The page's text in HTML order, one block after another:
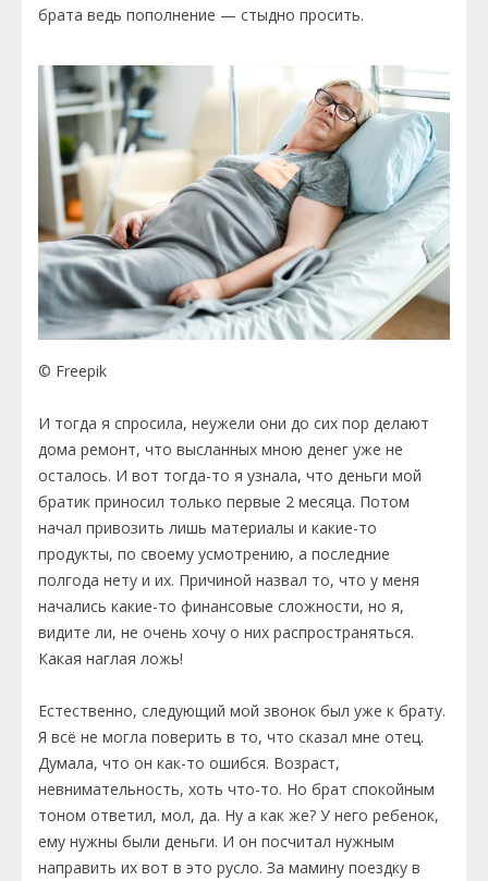
брата ведь пополнение — стыдно просить.
© Freepik
И тогда я спросила, неужели они до сих пор делают
дома ремонт, что высланных мною денег уже не
осталось. И вот тогда-то я узнала, что деньги мой
братик приносил только первые 2 месяца. Потом
начал привозить лишь материалы и какие-то
продукты, по своему усмотрению, а последние
полгода нету и их. Причиной назвал то, что у меня
начались какие-то финансовые сложности, но я,
видите ли, не очень хочу о них распространяться.
Какая наглая ложь!
Естественно, следующий мой звонок был уже к брату.
Я всё не могла поверить в то, что сказал мне отец.
Думала, что он как-то ошибся. Возраст,
невнимательность, хоть что-то. Но брат спокойным
тоном ответил, мол, да. Ну а как же? У него ребенок,
ему нужны были деньги. И он посчитал нужным
направить их вот в это русло. За мамину поездку в